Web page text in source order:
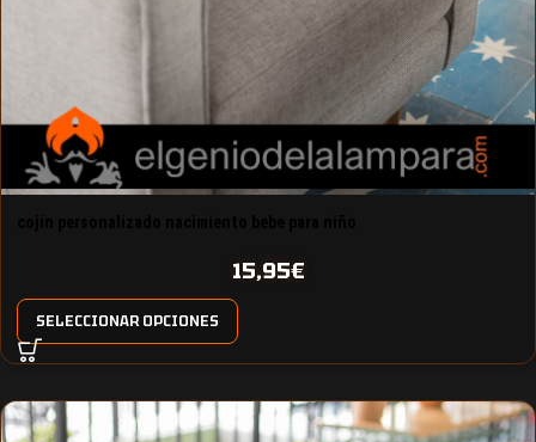
15,95€
SELECCIONAR OPCIONES